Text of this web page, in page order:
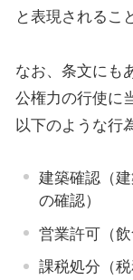
と表現されるこ
なお、条文にも
公権力の行使に
以下のような行
建築確認（
の確認）
営業許可（
課税処分（